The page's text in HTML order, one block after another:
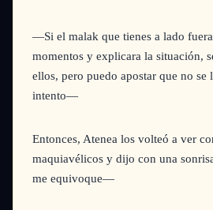
—Si el malak que tienes a lado
momentos y explicara la situación,
ellos, pero puedo apostar que no se
intento—
Entonces, Atenea los volteó a ver
maquiavélicos y dijo con una
me equivoque—